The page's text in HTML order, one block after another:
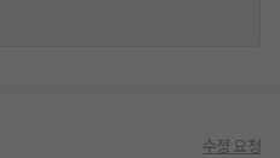
수정 요청